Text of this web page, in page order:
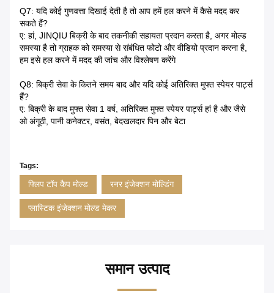
Q7: यदि कोई गुणवत्ता दिखाई देती है तो आप हमें हल करने में कैसे मदद कर
सकते हैं?
ए: हां, JINQIU बिक्री के बाद तकनीकी सहायता प्रदान करता है, अगर मोल्ड
समस्या है तो ग्राहक को समस्या से संबंधित फोटो और वीडियो प्रदान करना है,
हम इसे हल करने में मदद की जांच और विश्लेषण करेंगे
Q8: बिक्री सेवा के कितने समय बाद और यदि कोई अतिरिक्त मुफ्त स्पेयर पार्ट्स
हैं?
ए: बिक्री के बाद मुफ्त सेवा 1 वर्ष, अतिरिक्त मुफ्त स्पेयर पार्ट्स हां है और जैसे
ओ अंगूठी, पानी कनेक्टर, वसंत, बेदखलदार पिन और बेटा
Tags:
फ्लिप टॉप कैप मोल्ड रनर इंजेक्शन मोल्डिंग
प्लास्टिक इंजेक्शन मोल्ड मेकर
समान उत्पाद